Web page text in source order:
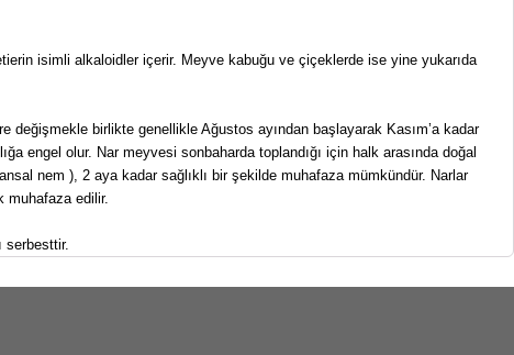
isimli alkaloidler içerir. Meyve kabuğu ve çiçeklerde ise yine yukarıda
değişmekle birlikte genellikle Ağustos ayından başlayarak Kasım’a kadar
engel olur. Nar meyvesi sonbaharda toplandığı için halk arasında doğal
nem ), 2 aya kadar sağlıklı bir şekilde muhafaza mümkündür. Narlar
muhafaza edilir.
serbesttir.